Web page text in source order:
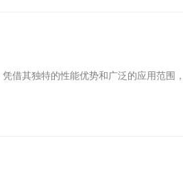
借其独特的性能优势和广泛的应用范围